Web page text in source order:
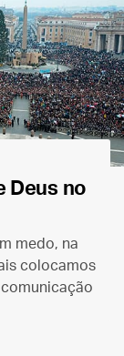
Deus no
medo, na
colocamos